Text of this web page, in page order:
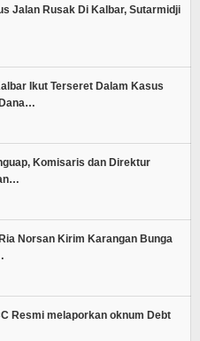
Jalan Rusak Di Kalbar, Sutarmidji
Ikut Terseret Dalam Kasus
Komisaris dan Direktur
Norsan Kirim Karangan Bunga
Resmi melaporkan oknum Debt